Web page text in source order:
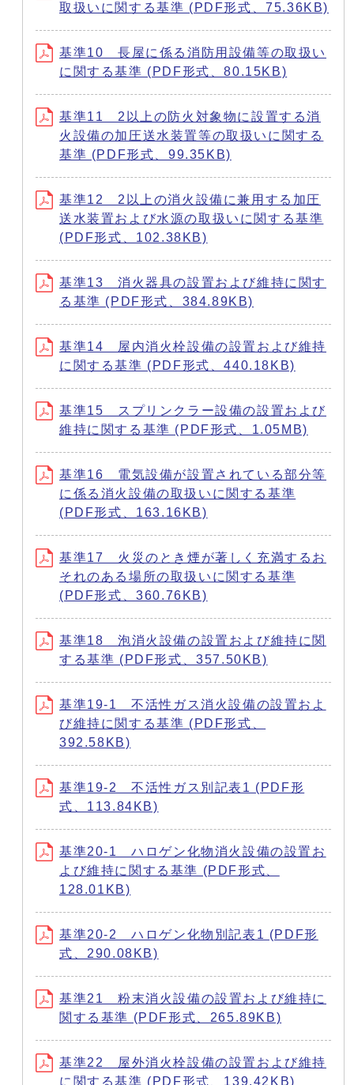
取扱いに関する基準 (PDF形式、75.36KB)
基準10 長屋に係る消防用設備等の取扱い
に関する基準 (PDF形式、80.15KB)
基準11 2以上の防火対象物に設置する消
火設備の加圧送水装置等の取扱いに関する
基準 (PDF形式、99.35KB)
基準12 2以上の消火設備に兼用する加圧
送水装置および水源の取扱いに関する基準
(PDF形式、102.38KB)
基準13 消火器具の設置および維持に関す
る基準 (PDF形式、384.89KB)
基準14 屋内消火栓設備の設置および維持
に関する基準 (PDF形式、440.18KB)
基準15 スプリンクラー設備の設置および
維持に関する基準 (PDF形式、1.05MB)
基準16 電気設備が設置されている部分等
に係る消火設備の取扱いに関する基準
(PDF形式、163.16KB)
基準17 火災のとき煙が著しく充満するお
それのある場所の取扱いに関する基準
(PDF形式、360.76KB)
基準18 泡消火設備の設置および維持に関
する基準 (PDF形式、357.50KB)
基準19-1 不活性ガス消火設備の設置およ
び維持に関する基準 (PDF形式、
392.58KB)
基準19-2 不活性ガス別記表1 (PDF形
式、113.84KB)
基準20-1 ハロゲン化物消火設備の設置お
よび維持に関する基準 (PDF形式、
128.01KB)
基準20-2 ハロゲン化物別記表1 (PDF形
式、290.08KB)
基準21 粉末消火設備の設置および維持に
関する基準 (PDF形式、265.89KB)
基準22 屋外消火栓設備の設置および維持
に関する基準 (PDF形式、139.42KB)